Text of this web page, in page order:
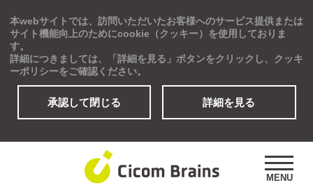
本webサイトでは、訪問いただいたお客様へのサービス提供または
サイト機能向上のためにcookie（クッキー）を使用しておりま
す。
詳細につきましては、「詳細を見る」ボタンをクリックし、クッキ
ーポリシーをご確認ください。
承認して閉じる 詳細を見る
MENU
Global
アセスメント